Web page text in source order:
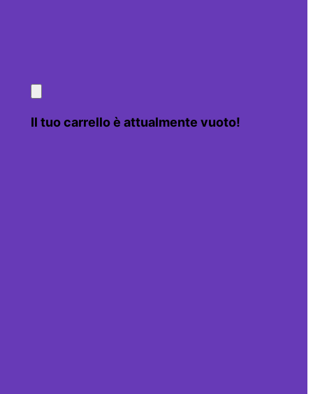
Il tuo carrello è attualmente vuoto!